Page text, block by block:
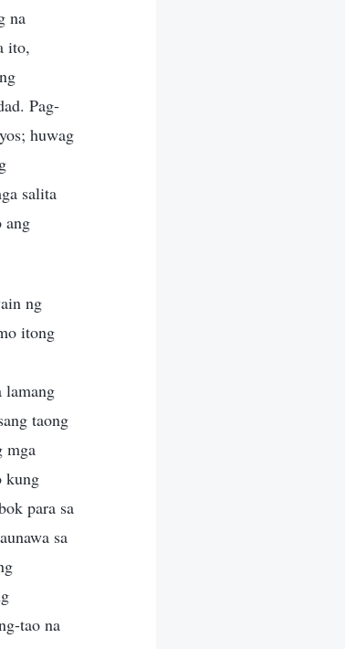
na
ito,
Pag-
huwag
salita
ang
ng
itong
lamang
taong
mga
kung
para sa
sa
tao na